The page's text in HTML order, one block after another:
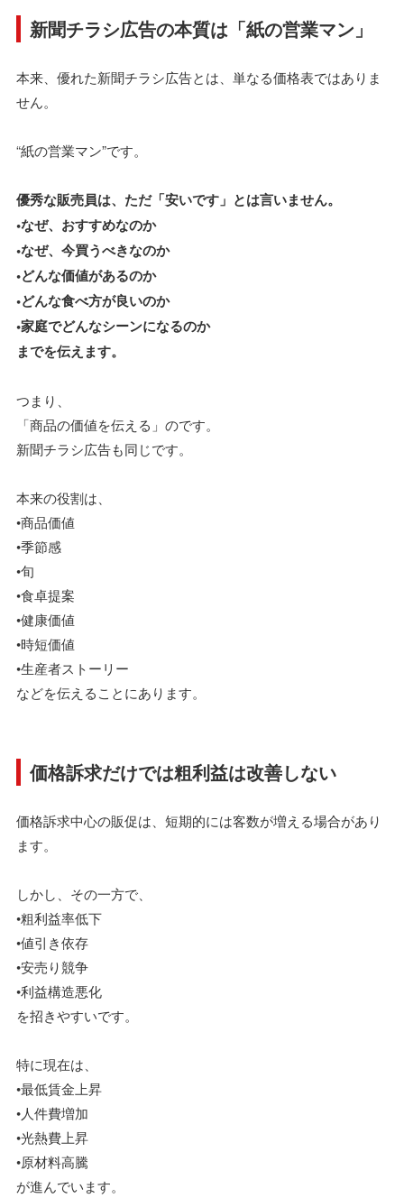
新聞チラシ広告の本質は「紙の営業マン」
本来、優れた新聞チラシ広告とは、単なる価格表ではありま
せん。
“紙の営業マン”です。
優秀な販売員は、ただ「安いです」とは言いません。
•なぜ、おすすめなのか
•なぜ、今買うべきなのか
•どんな価値があるのか
•どんな食べ方が良いのか
•家庭でどんなシーンになるのか
までを伝えます。
つまり、
「商品の価値を伝える」のです。
新聞チラシ広告も同じです。
本来の役割は、
•商品価値
•季節感
•旬
•食卓提案
•健康価値
•時短価値
•生産者ストーリー
などを伝えることにあります。
価格訴求だけでは粗利益は改善しない
価格訴求中心の販促は、短期的には客数が増える場合があり
ます。
しかし、その一方で、
•粗利益率低下
•値引き依存
•安売り競争
•利益構造悪化
を招きやすいです。
特に現在は、
•最低賃金上昇
•人件費増加
•光熱費上昇
•原材料高騰
が進んでいます。